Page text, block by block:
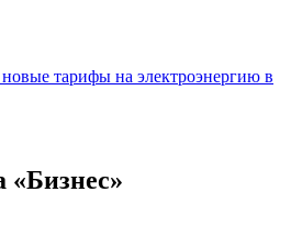
тарифы на электроэнергию в
«Бизнес»